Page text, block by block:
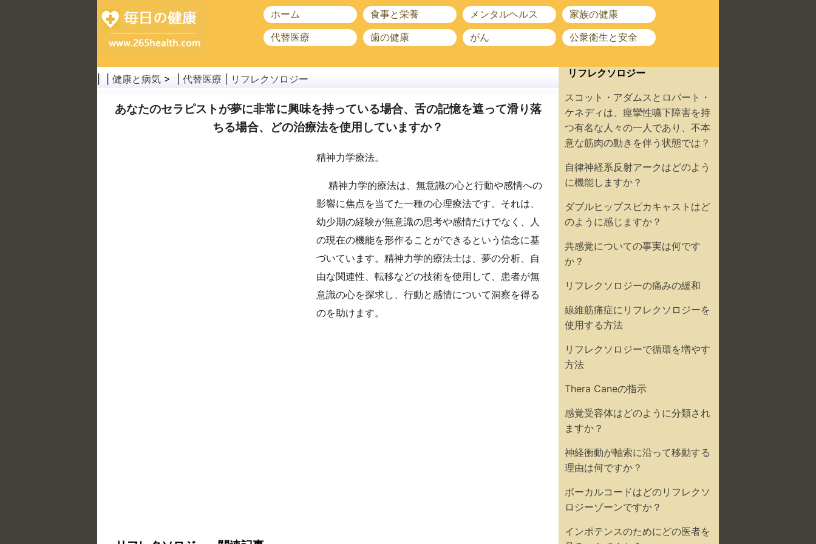
ホーム 食事と栄養 メンタルヘルス
家族の健康
代替医療
歯の健康 がん 公衆衛生と安全
健康と病気 > | 代替医療 リフレクソロジー
あなたのセラピストが夢に非常に興味を持っている場合、舌の記憶を遮って滑り落
ちる場合、どの治療法を使用していますか？
精神力学療法。
精神力学的療法は、無意識の心と行動や感情への
影響に焦点を当てた一種の心理療法です。それは、
幼少期の経験が無意識の思考や感情だけでなく、人
の現在の機能を形作ることができるという信念に基
づいています。精神力学的療法士は、夢の分析、自
由な関連性、転移などの技術を使用して、患者が無
意識の心を探求し、行動と感情について洞察を得る
のを助けます。
リフレクソロジー
スコット・アダムスとロバート・
ケネディは、痙攣性嚥下障害を持
つ有名な人々の一人であり、不本
意な筋肉の動きを伴う状態では？
自律神経系反射アークはどのよう
に機能しますか？
ダブルヒップスピカキャストはど
のように感じますか？
共感覚についての事実は何です
か？
リフレクソロジーの痛みの緩和
線維筋痛症にリフレクソロジーを
使用する方法
リフレクソロジーで循環を増やす
方法
Thera Caneの指示
感覚受容体はどのように分類され
ますか？
神経衝動が軸索に沿って移動する
理由は何ですか？
ボーカルコードはどのリフレクソ
ロジーゾーンですか？
インポテンスのためにどの医者を